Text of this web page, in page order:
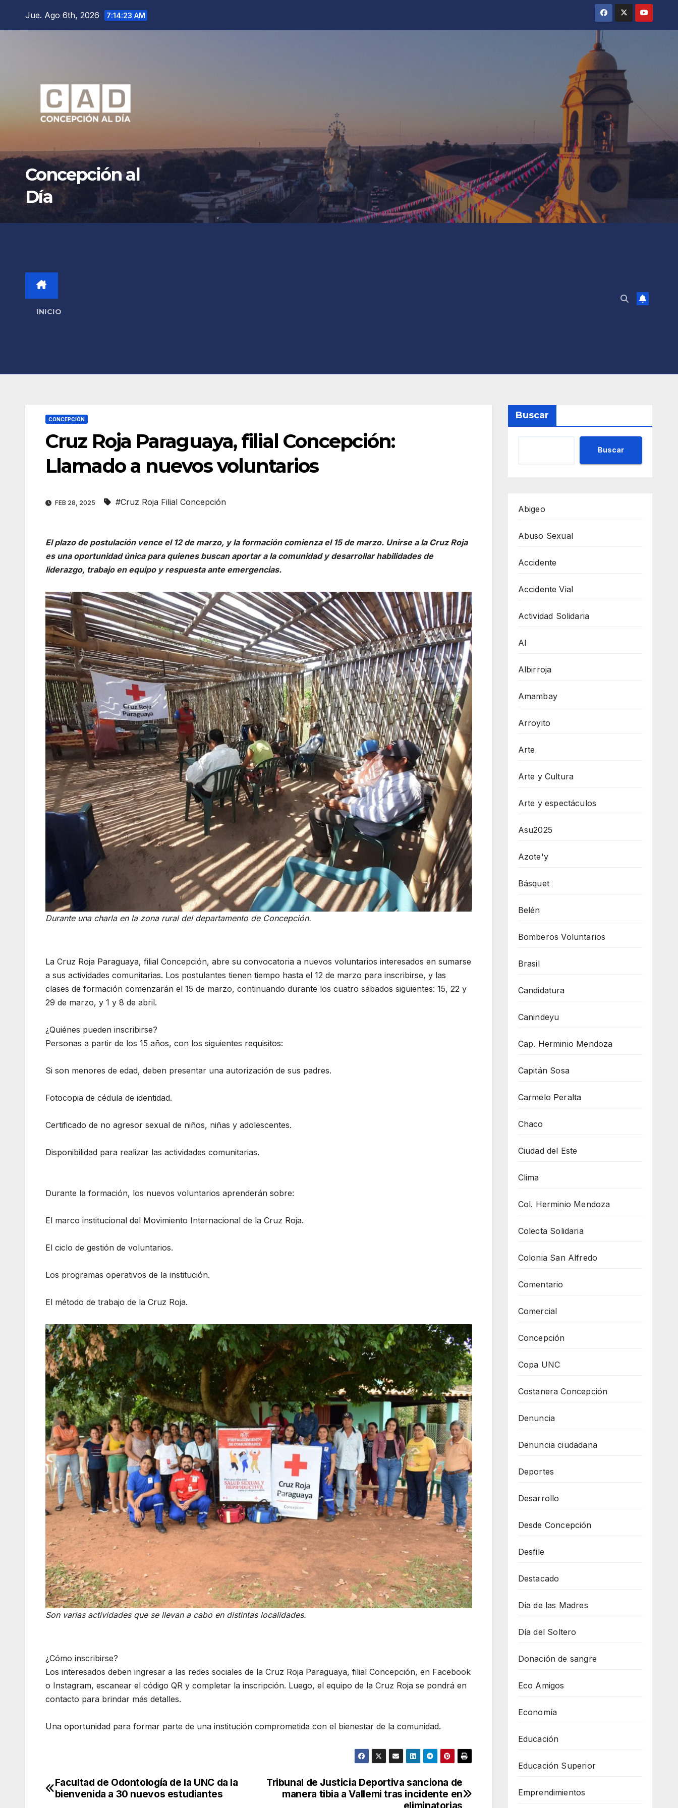
Jue. Ago 6th, 2026 7:14:25 AM
Concepción al
Día
INICIO
CONCEPCIÓN
Cruz Roja Paraguaya, filial Concepción:
Llamado a nuevos voluntarios
FEB 28, 2025 #Cruz Roja Filial Concepción
El plazo de postulación vence el 12 de marzo, y la formación comienza el 15 de marzo. Unirse a la Cruz Roja
es una oportunidad única para quienes buscan aportar a la comunidad y desarrollar habilidades de
liderazgo, trabajo en equipo y respuesta ante emergencias.
Durante una charla en la zona rural del departamento de Concepción.
La Cruz Roja Paraguaya, filial Concepción, abre su convocatoria a nuevos voluntarios interesados en sumarse
a sus actividades comunitarias. Los postulantes tienen tiempo hasta el 12 de marzo para inscribirse, y las
clases de formación comenzarán el 15 de marzo, continuando durante los cuatro sábados siguientes: 15, 22 y
29 de marzo, y 1 y 8 de abril.
¿Quiénes pueden inscribirse?
Personas a partir de los 15 años, con los siguientes requisitos:
Si son menores de edad, deben presentar una autorización de sus padres.
Fotocopia de cédula de identidad.
Certificado de no agresor sexual de niños, niñas y adolescentes.
Disponibilidad para realizar las actividades comunitarias.
Durante la formación, los nuevos voluntarios aprenderán sobre:
El marco institucional del Movimiento Internacional de la Cruz Roja.
El ciclo de gestión de voluntarios.
Los programas operativos de la institución.
El método de trabajo de la Cruz Roja.
Son varias actividades que se llevan a cabo en distintas localidades.
¿Cómo inscribirse?
Los interesados deben ingresar a las redes sociales de la Cruz Roja Paraguaya, filial Concepción, en Facebook
o Instagram, escanear el código QR y completar la inscripción. Luego, el equipo de la Cruz Roja se pondrá en
contacto para brindar más detalles.
Una oportunidad para formar parte de una institución comprometida con el bienestar de la comunidad.
Navegación
Tribunal de Justicia Deportiva sanciona de
manera tibia a Vallemi tras incidente en
eliminatorias
Facultad de Odontología de la UNC da la
bienvenida a 30 nuevos estudiantes
Buscar
Buscar
Abigeo
Abuso Sexual
Accidente
Accidente Vial
Actividad Solidaria
AI
Albirroja
Amambay
Arroyito
Arte
Arte y Cultura
Arte y espectáculos
Asu2025
Azote'y
Básquet
Belén
Bomberos Voluntarios
Brasil
Candidatura
Canindeyu
Cap. Herminio Mendoza
Capitán Sosa
Carmelo Peralta
Chaco
Ciudad del Este
Clima
Col. Herminio Mendoza
Colecta Solidaria
Colonia San Alfredo
Comentario
Comercial
Concepción
Copa UNC
Costanera Concepción
Denuncia
Denuncia ciudadana
Deportes
Desarrollo
Desde Concepción
Desfile
Destacado
Día de las Madres
Día del Soltero
Donación de sangre
Eco Amigos
Economía
Educación
Educación Superior
Emprendimientos